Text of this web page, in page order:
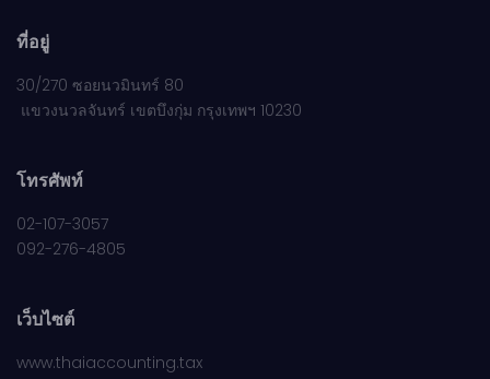
ที่อยู่
30/270 ซอยนวมินทร์ 80
แขวงนวลจันทร์ เขตบึงกุ่ม กรุงเทพฯ 10230
โทรศัพท์
02-107-3057
092-276-4805
เว็บไซต์
www.thaiaccounting.tax